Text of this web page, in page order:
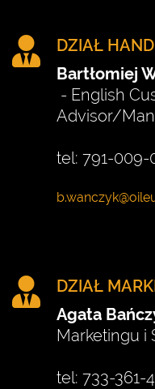
DZIAŁ
Bartłomiej
- English
Advisor/
tel: 791-009-
DZIAŁ
Agata
Marketingu i
tel: 733-361-